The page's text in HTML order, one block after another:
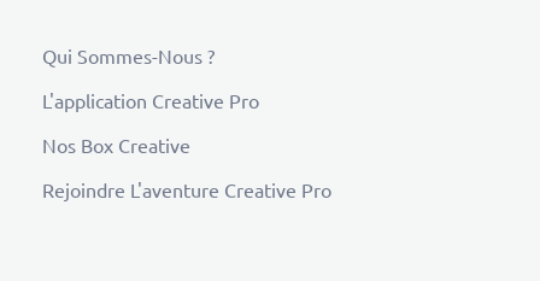
Qui Sommes-Nous ?
L'application Creative Pro
Nos Box Creative
Rejoindre L'aventure Creative Pro